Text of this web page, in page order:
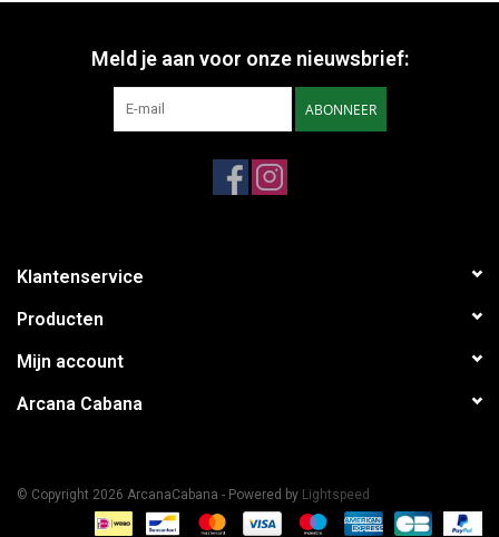
Meld je aan voor onze nieuwsbrief:
ABONNEER
Klantenservice
Producten
Mijn account
Arcana Cabana
© Copyright 2026 ArcanaCabana - Powered by Lightspeed